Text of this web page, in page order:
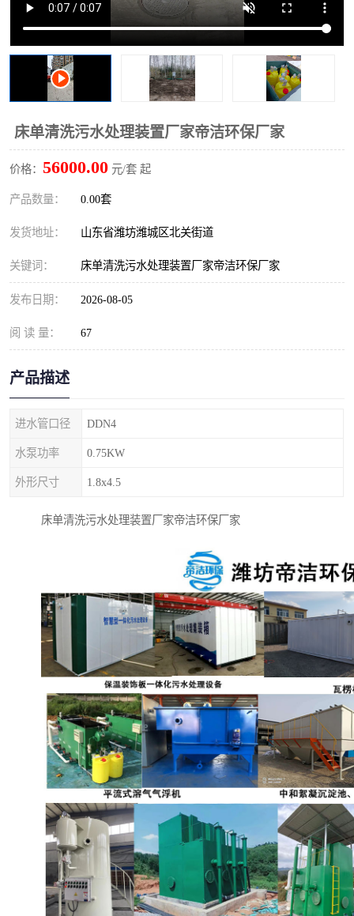
床单清洗污水处理装置厂家帝洁环保厂家
价格： 56000.00 元/套 起
产品数量： 0.00套
发货地址： 山东省潍坊潍城区北关街道
关键词： 床单清洗污水处理装置厂家帝洁环保厂家
发布日期： 2026-08-05
阅 读 量： 67
产品描述
进水管口径 DDN4
水泵功率 0.75KW
外形尺寸 1.8x4.5
床单清洗污水处理装置厂家帝洁环保厂家
客运站污水处理设备 航站楼厕所污水处理设备
UASB厌氧塔 加油站油田景点旅游区污
水处理设备
风电场变电站污水处理设
备
叠螺污泥脱水机
疾控中心一体化设备处理 一体化净北槽污水处理设
餐具消毒污水处理设备
塑料编织袋一体化污水处
理设备
养老院污水处理一体化设
整形医院污水处理设备
酿酒厂一体化污水处理设
备
生活一体化污水处理设备
复合二氧化氯发生器污水
处理设备
屠宰场一体化污水处理设
地埋式一体化污水处理设 加药装置污水设备
MBR膜污水处理设备
气浮机一体化污水处理设 污水处理设备生产厂家
印刷厂污水处理设备 二级生化污水处理设备
污水提升泵站 口腔科污水处理设备
A2O污水处理设备 乡村污水处理一体化设备
风景区生活污水处理一体 一体化污水处理设备
无动力一体化污水处理设 服务区一体化污水处理设
备
成套生活污水处理设备 小型污水处理设备
肉制品加工污水处理设备 农村一体化污水处理设备